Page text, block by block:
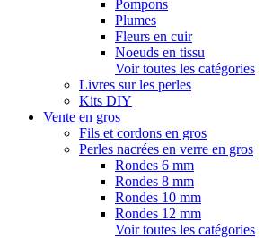
Pompons
Plumes
Fleurs en cuir
Noeuds en tissu
Voir toutes les catégories
Livres sur les perles
Kits DIY
Vente en gros
Fils et cordons en gros
Perles nacrées en verre en gros
Rondes 6 mm
Rondes 8 mm
Rondes 10 mm
Rondes 12 mm
Voir toutes les catégories